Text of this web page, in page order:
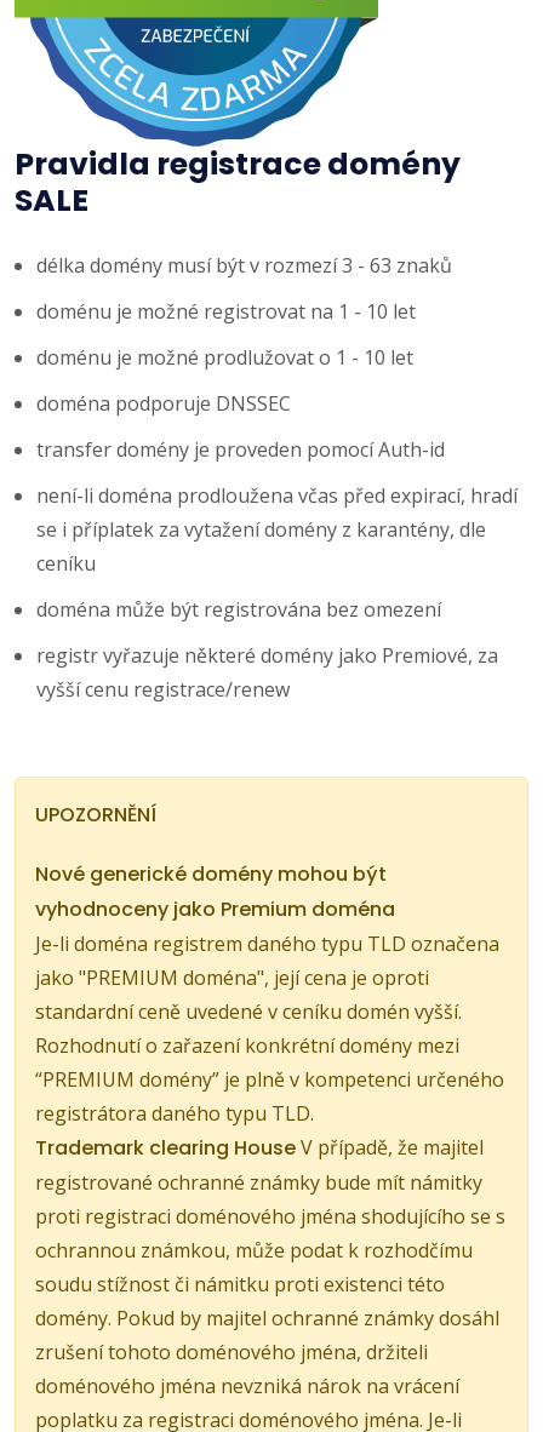
Pravidla registrace domény
SALE
délka domény musí být v rozmezí 3 - 63 znaků
doménu je možné registrovat na 1 - 10 let
doménu je možné prodlužovat o 1 - 10 let
doména podporuje DNSSEC
transfer domény je proveden pomocí Auth-id
není-li doména prodloužena včas před expirací, hradí
se i příplatek za vytažení domény z karantény, dle
ceníku
doména může být registrována bez omezení
registr vyřazuje některé domény jako Premiové, za
vyšší cenu registrace/renew
UPOZORNĚNÍ
Nové generické domény mohou být
vyhodnoceny jako Premium doména
Je-li doména registrem daného typu TLD označena
jako "PREMIUM doména", její cena je oproti
standardní ceně uvedené v ceníku domén vyšší.
Rozhodnutí o zařazení konkrétní domény mezi
“PREMIUM domény” je plně v kompetenci určeného
registrátora daného typu TLD.
Trademark clearing HouseV případě, že majitel
registrované ochranné známky bude mít námitky
proti registraci doménového jména shodujícího se s
ochrannou známkou, může podat k rozhodčímu
soudu stížnost či námitku proti existenci této
domény. Pokud by majitel ochranné známky dosáhl
zrušení tohoto doménového jména, držiteli
doménového jména nevzniká nárok na vrácení
poplatku za registraci doménového jména. Je-li